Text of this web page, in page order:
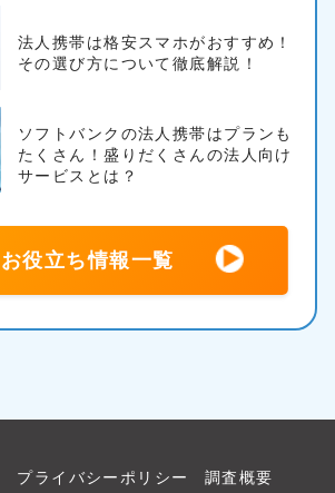
法人携帯は格安スマホがおすすめ！
その選び方について徹底解説！
ソフトバンクの法人携帯はプランも
たくさん！盛りだくさんの法人向け
サービスとは？
お役立ち情報一覧
プライバシーポリシー 調査概要